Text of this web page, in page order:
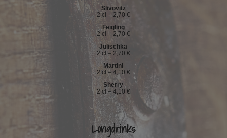
Slivovitz
2 cl – 2,70 €
Feigling
2 cl – 2,70 €
Julischka
2 cl – 2,70 €
Martini
2 cl – 4,10 €
Sherry
2 cl – 4,10 €
.
Longdrinks